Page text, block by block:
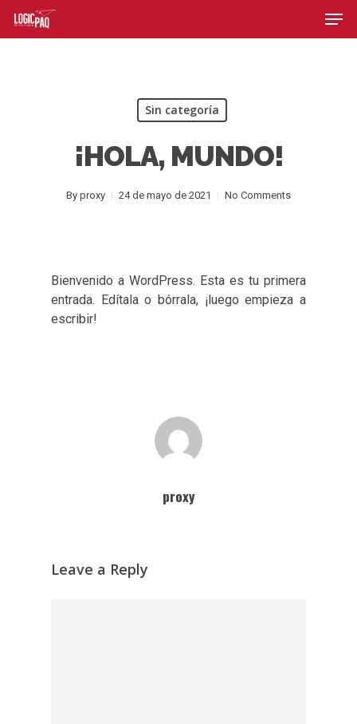
Sin categoría
¡HOLA, MUNDO!
By proxy 24 de mayo de 2021 No Comments
Bienvenido a WordPress. Esta es tu primera
entrada. Edítala o bórrala, ¡luego empieza a
escribir!
proxy
Leave a Reply